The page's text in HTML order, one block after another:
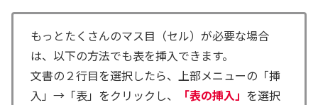
もっとたくさんのマス目（セル）が必要な場合
は、以下の方法でも表を挿入できます。
文書の２行目を選択したら、上部メニューの「挿
入」→「表」をクリックし、
「表の挿入」 を選択